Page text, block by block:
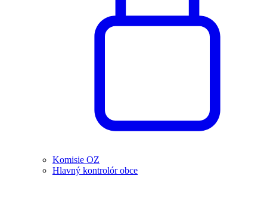
Komisie OZ
Hlavný kontrolór obce